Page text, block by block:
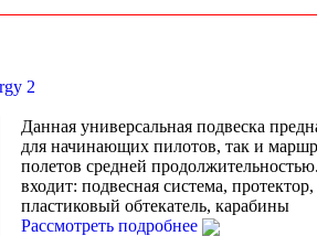
2
Данная универсальная подвеска
для начинающих пилотов, так и
полетов средней
входит: подвесная система,
пластиковый обтекатель, карабины
Рассмотреть подробнее